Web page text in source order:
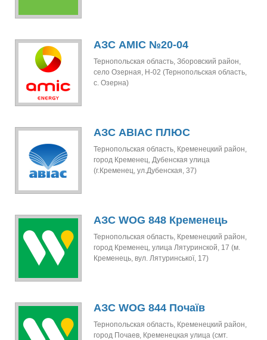
АЗС AMIC №20-04
Тернопольская область, Зборовский район,
село Озерная, Н-02 (Тернопольская область,
с. Озерна)
АЗС АВІАС ПЛЮС
Тернопольская область, Кременецкий район,
город Кременец, Дубенская улица
(г.Кременец, ул.Дубенская, 37)
АЗС WOG 848 Кременець
Тернопольская область, Кременецкий район,
город Кременец, улица Лятуринской, 17 (м.
Кременець, вул. Лятуринської, 17)
АЗС WOG 844 Почаїв
Тернопольская область, Кременецкий район,
город Почаев, Кременецкая улица (смт.